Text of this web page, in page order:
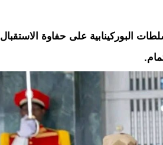
البوركينابية على حفاوة الاستقبال